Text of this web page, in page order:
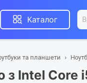
Каталог
та планшети
з Intel Core